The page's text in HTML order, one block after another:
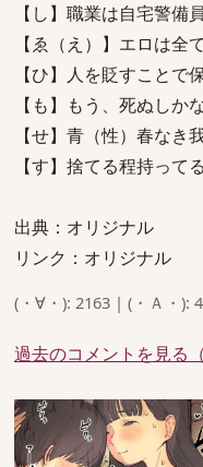
【し】職業は自宅警備
【ゑ（え）】エロは全
【ひ】人を貶すことで
【も】もう、死ぬしか
【せ】青（性）春なき
【す】捨てる程持って
出典：オリジナル
リンク：オリジナル
(・∀・): 2163 | (・Ａ・):
過去のコメントを見る（